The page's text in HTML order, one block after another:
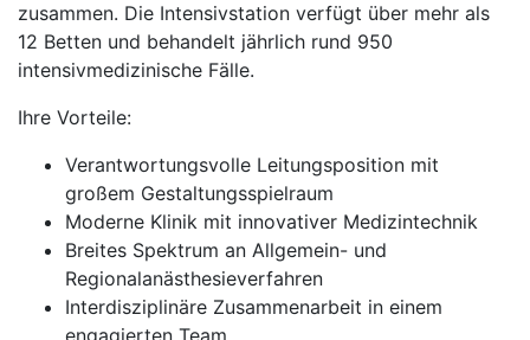
zusammen. Die Intensivstation verfügt über mehr als
12 Betten und behandelt jährlich rund 950
intensivmedizinische Fälle.
Ihre Vorteile:
Verantwortungsvolle Leitungsposition mit
großem Gestaltungsspielraum
Moderne Klinik mit innovativer Medizintechnik
Breites Spektrum an Allgemein- und
Regionalanästhesieverfahren
Interdisziplinäre Zusammenarbeit in einem
engagierten Team